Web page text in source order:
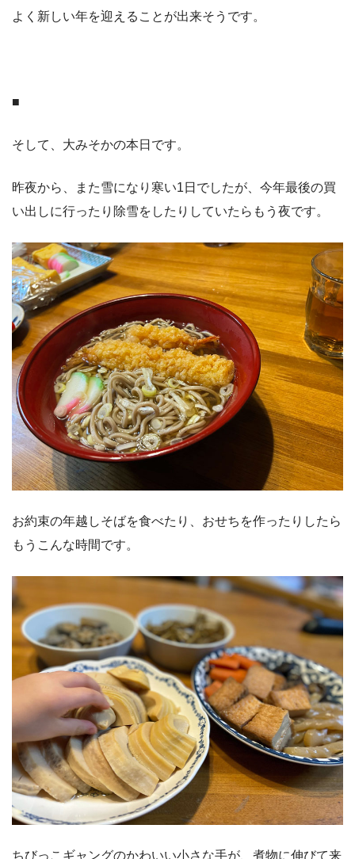
よく新しい年を迎えることが出来そうです。
■
そして、大みそかの本日です。
昨夜から、また雪になり寒い1日でしたが、今年最後の買
い出しに行ったり除雪をしたりしていたらもう夜です。
お約束の年越しそばを食べたり、おせちを作ったりしたら
もうこんな時間です。
ちびっこギャングのかわいい小さな手が、煮物に伸びて来